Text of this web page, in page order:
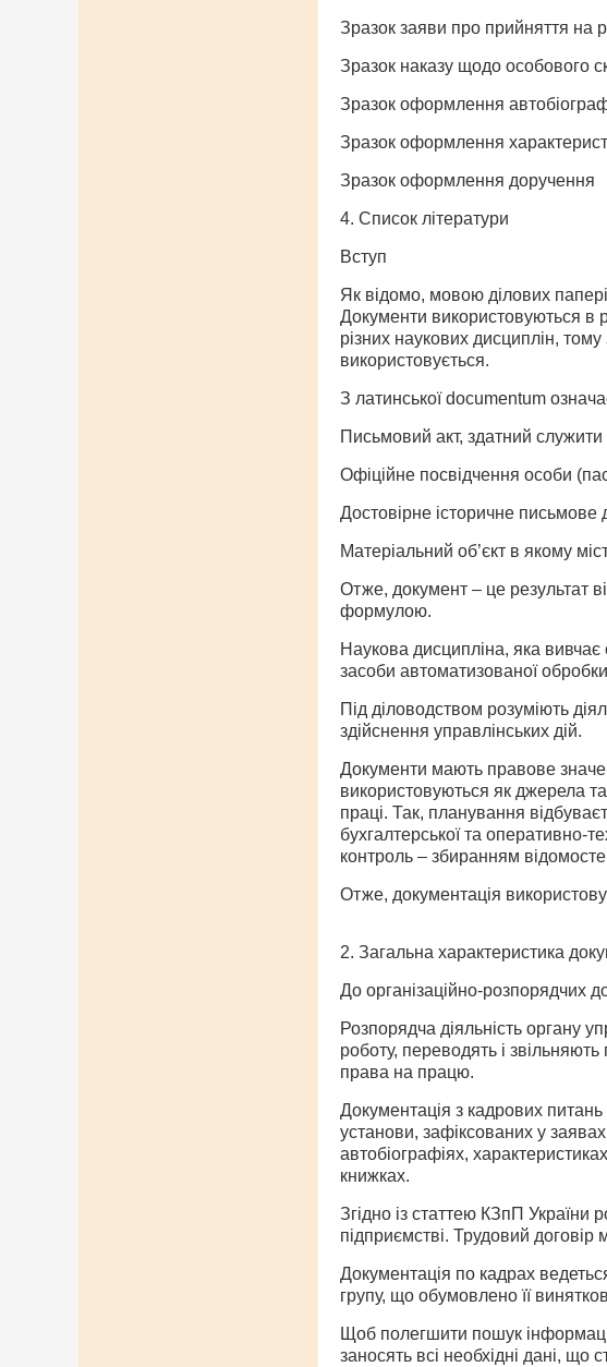
Зразок заяви про прийняття на
Зразок наказу щодо особового
Зразок оформлення
Зразок оформлення
Зразок оформлення доручення
4. Список літератури
Вступ
Як відомо, мовою ділових
Документи використовуються в
різних наукових дисциплін, тому
використовується.
З латинської documentum
Письмовий акт, здатний
Офіційне посвідчення особи
Достовірне історичне письмове
Матеріальний об’єкт в якому
Отже, документ – це результат
формулою.
Наукова дисципліна, яка вивчає
засоби автоматизованої
Під діловодством розуміють
здійснення управлінських дій.
Документи мають правове
використовуються як джерела та
праці. Так, планування
бухгалтерської та оперативно-
контроль – збиранням
Отже, документація
2. Загальна характеристика
До організаційно-розпорядчих
Розпорядча діяльність органу
роботу, переводять і
права на працю.
Документація з кадрових
установи, зафіксованих у
автобіографіях,
книжках.
Згідно із статтею КЗпП України
підприємстві. Трудовий
Документація по кадрах
групу, що обумовлено її
Щоб полегшити пошук
заносять всі необхідні дані, що